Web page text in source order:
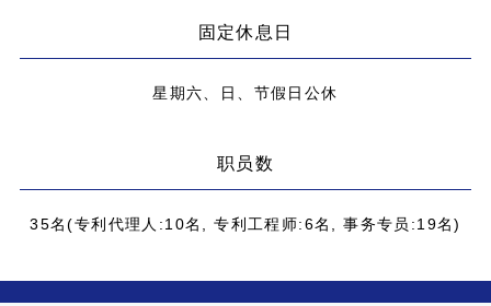
固定休息日
星期六、日、节假日公休
职员数
35名(专利代理人:10名, 专利工程师:6名, 事务专员:19名)